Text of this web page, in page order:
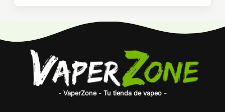
- VaperZone - Tu tienda de vapeo -